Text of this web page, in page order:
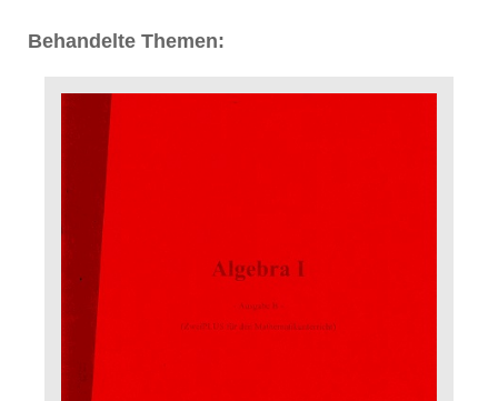
Behandelte Themen: